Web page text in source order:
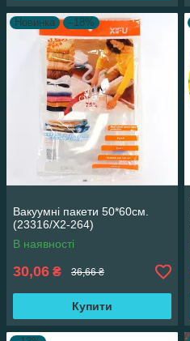
Новинка –18%
Вакуумні пакети 50*60см.
(23316/Х2-264)
В наявності
30,06 ₴ 36,66 ₴
Купити